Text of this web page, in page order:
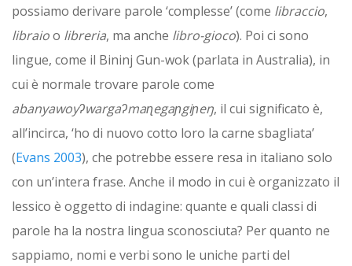
possiamo derivare parole ‘complesse’ (come libraccio,
libraioo libreria, ma anche libro-gioco). Poi ci sono
lingue, come il Bininj Gun-wok (parlata in Australia), in
cui è normale trovare parole come
abanyawoyʔwargaʔmaɳegaɲgiɲeŋ, il cui significato è,
all’incirca, ‘ho di nuovo cotto loro la carne sbagliata’
(Evans 2003), che potrebbe essere resa in italiano solo
con un’intera frase. Anche il modo in cui è organizzato il
lessico è oggetto di indagine: quante e quali classi di
parole ha la nostra lingua sconosciuta? Per quanto ne
sappiamo, nomi e verbi sono le uniche parti del